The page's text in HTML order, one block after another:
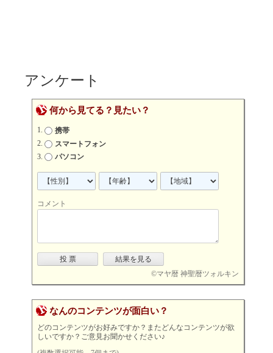
アンケート
何から見てる？見たい？
携帯
スマートフォン
パソコン
コメント
©マヤ暦 神聖暦ツォルキン
なんのコンテンツが面白い？
どのコンテンツがお好みですか？またどんなコンテンツが欲
しいですか？ご意見お聞かせください♪